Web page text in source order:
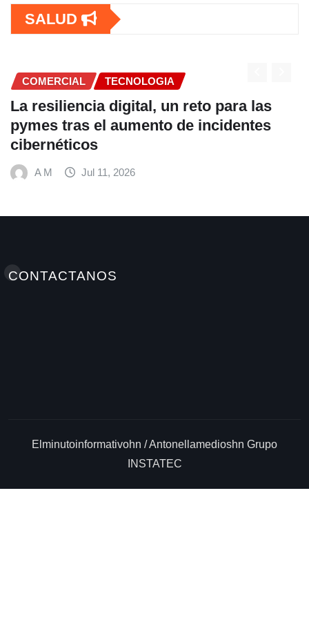
SALUD
las
COMERCIAL
Fundación Ficohsa fortalece la
alimentación escolar y
hábitos saludables junto al
Elminutoinformativohn / Antonellamedioshn Grupo